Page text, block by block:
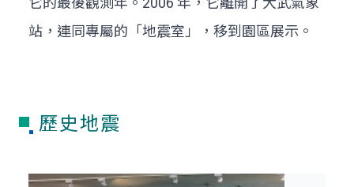
站，連同專屬的「地震室」，移到園區展示。
歷史地震